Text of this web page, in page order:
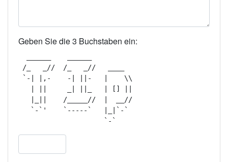
Geben Sie die 3 Buchstaben ein:
/_   _//  /_   _//   ____
`-| |,-    -| ||-   |    \\
   | ||     _| ||_   | [] ||
   |_||    /_____//  |  __//
   `-`'    `-----`   |_|`-`